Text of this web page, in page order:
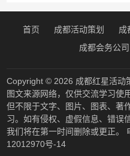
首页 成都活动策划 成
成都会务公司
Copyright © 2026 成都红星活动
图文来源网络，仅供交流学习使
但不限于文字、图片、图表、著
习。如有侵权、虚假信息、错误
我们将在第一时间删除或更正。
12012970号-14